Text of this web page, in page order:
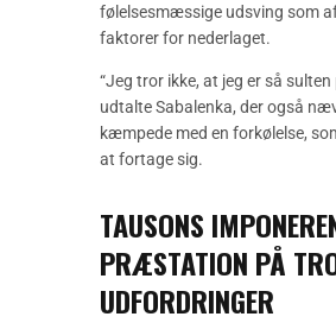
følelsesmæssige udsving som
faktorer for nederlaget.
“Jeg tror ikke, at jeg er så sulten
udtalte Sabalenka, der også
kæmpede med en forkølelse,
at fortage sig.
TAUSONS
PRÆSTATION PÅ
UDFORDRINGER